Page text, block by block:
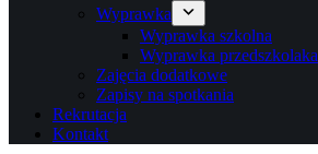
Wyprawka
Wyprawka szkolna
Wyprawka przedszkolaka
Zajęcia dodatkowe
Zapisy na spotkania
Rekrutacja
Kontakt